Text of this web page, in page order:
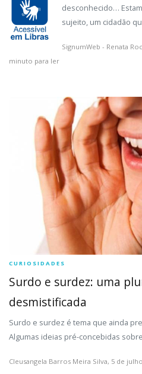
desconhecido…
sujeito, um cidadão
SignumWeb - Renata
minuto para ler
CURIOSIDADES
Surdo e surdez: uma
desmistificada
Surdo e surdez é tema que ainda
Algumas ideias pré-concebidas
Cleusangela Barros Meira Silva, 5 de